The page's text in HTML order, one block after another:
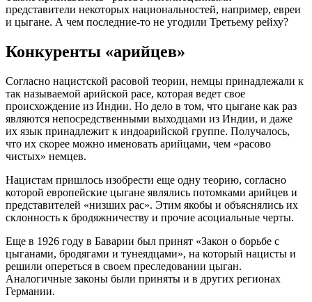
представители некоторых национальностей, например, евреи
и цыгане. А чем последние-то не угодили Третьему рейху?
Конкуренты «арийцев»
Согласно нацистской расовой теории, немцы принадлежали к
так называемой арийской расе, которая ведет свое
происхождение из Индии. Но дело в том, что цыгане как раз
являются непосредственными выходцами из Индии, и даже
их язык принадлежит к индоарийской группе. Получалось,
что их скорее можно именовать арийцами, чем «расово
чистых» немцев.
Нацистам пришлось изобрести еще одну теорию, согласно
которой европейские цыгане являлись потомками арийцев и
представителей «низших рас». Этим якобы и объяснялись их
склонность к бродяжничеству и прочие асоциальные черты.
Еще в 1926 году в Баварии был принят «Закон о борьбе с
цыганами, бродягами и тунеядцами», на который нацисты и
решили опереться в своем преследовании цыган.
Аналогичные законы были приняты и в других регионах
Германии.